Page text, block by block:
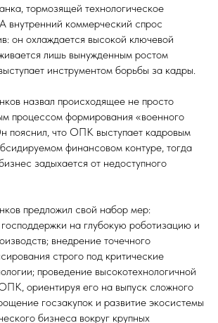
тормозящей технологическое
внутренний коммерческий спрос
он охлаждается высокой ключевой
лишь вынужденным ростом
инструментом борьбы за кадры.
назвал происходящее не просто
процессом формирования «военного
пояснил, что ОПК выступает кадровым
финансовом контуре, тогда
задыхается от недоступного
предложил свой набор мер:
на глубокую роботизацию и
внедрение точечного
строго под критические
проведение высокотехнологичной
ориентируя его на выпуск сложного
госзакупок и развитие экосистемы
бизнеса вокруг крупных